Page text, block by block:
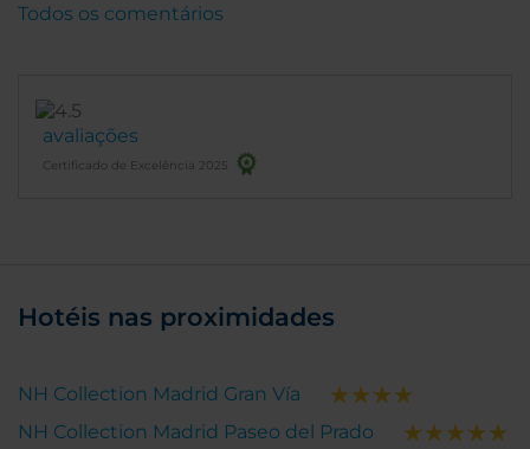
avaliações
Certificado de Excelência 2025
Todos os comentários
Hotéis nas proximidades
NH Collection Madrid Gran Vía
NH Collection Madrid Paseo del Prado